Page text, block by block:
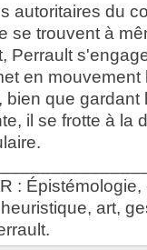
autoritaires du
se trouvent à
Perrault
en mouvement
que gardant
il se frotte à la
:
art,